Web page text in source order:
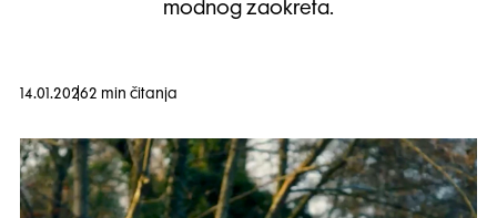
modnog zaokreta.
14.01.20262 min čitanja